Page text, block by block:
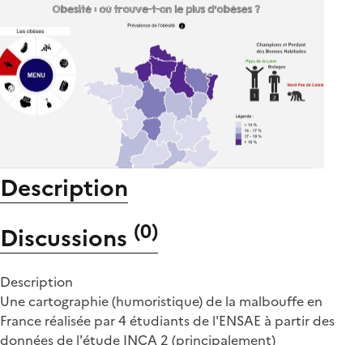
Description
Discussions (0)
Description
Une cartographie (humoristique) de la malbouffe en
France réalisée par 4 étudiants de l'ENSAE à partir des
données de l'étude INCA 2 (principalement)